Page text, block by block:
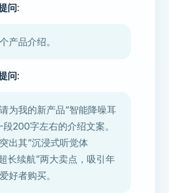
问:
产品介绍。
问:
请为我的新产品“智能降噪耳
段200字左右的介绍文案。
突出其“沉浸式听觉体
长续航”两大卖点，吸引年
好者购买。